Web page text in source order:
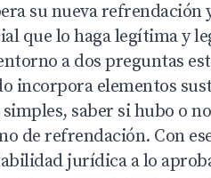
su nueva refrendación
que lo haga legítima y
a dos preguntas
incorpora elementos
saber si hubo o no
de refrendación. Con
jurídica a lo